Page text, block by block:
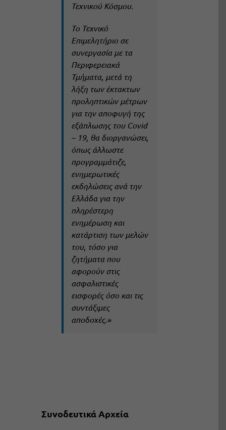
Τεχνικού Κόσμου.
Το Τεχνικό
Επιμελητήριο σε
συνεργασία με τα
Περιφερειακά
Τμήματα, μετά τη
λήξη των έκτακτων
προληπτικών μέτρων
για την αποφυγή της
εξάπλωσης του Covid
– 19, θα διοργανώσει,
όπως άλλωστε
προγραμμάτιζε,
ενημερωτικές
εκδηλώσεις ανά την
Ελλάδα για την
πληρέστερη
ενημέρωση και
κατάρτιση των μελών
του, τόσο για
ζητήματα που
αφορούν στις
ασφαλιστικές
εισφορές όσο και τις
συντάξιμες
αποδοχές.»
Συνοδευτικά Αρχεία